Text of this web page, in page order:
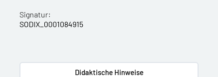
Signatur:
SODIX_0001084915
Didaktische Hinweise